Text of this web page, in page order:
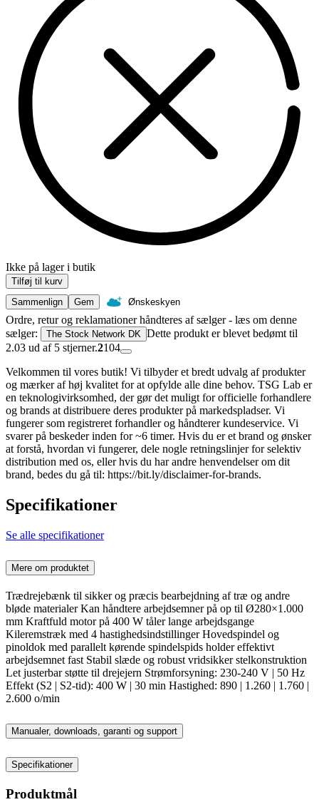
Ikke på lager i butik
Tilføj til kurv
Sammenlign
Gem Ønskeskyen
Ordre, retur og reklamationer håndteres af sælger - læs om denne
sælger:
The Stock Network DK Dette produkt er blevet bedømt til
2.03 ud af 5 stjerner.2104
Velkommen til vores butik! Vi tilbyder et bredt udvalg af produkter
og mærker af høj kvalitet for at opfylde alle dine behov. TSG Lab er
en teknologivirksomhed, der gør det muligt for officielle forhandlere
og brands at distribuere deres produkter på markedspladser. Vi
fungerer som registreret forhandler og håndterer kundeservice. Vi
svarer på beskeder inden for ~6 timer. Hvis du er et brand og ønsker
at forstå, hvordan vi fungerer, dele nogle retningslinjer for selektiv
distribution med os, eller hvis du har andre henvendelser om dit
brand, bedes du gå til: https://bit.ly/disclaimer-for-brands.
Specifikationer
Se alle specifikationer
Mere om produktet
Trædrejebænk til sikker og præcis bearbejdning af træ og andre
bløde materialer Kan håndtere arbejdsemner på op til Ø280×1.000
mm Kraftfuld motor på 400 W tåler lange arbejdsgange
Kileremstræk med 4 hastighedsindstillinger Hovedspindel og
pinoldok med parallelt kørende spindelspids holder effektivt
arbejdsemnet fast Stabil slæde og robust vridsikker stelkonstruktion
Let justerbar støtte til drejejern Strømforsyning: 230-240 V | 50 Hz
Effekt (S2 | S2-tid): 400 W | 30 min Hastighed: 890 | 1.260 | 1.760 |
2.600 o/min
Manualer, downloads, garanti og support
Specifikationer
Produktmål